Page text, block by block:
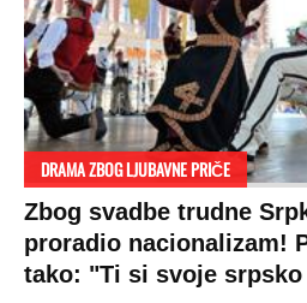
DRAMA ZBOG LJUBAVNE PRIČE
Zbog svadbe trudne
proradio nacionalizam!
tako: "Ti si svoje